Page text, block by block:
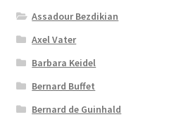
Assadour Bezdikian
Axel Vater
Barbara Keidel
Bernard Buffet
Bernard de Guinhald